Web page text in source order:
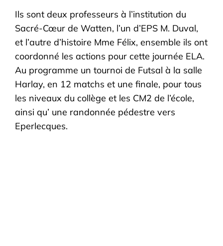
Ils sont deux professeurs à l’institution du
Sacré-Cœur de Watten, l’un d’EPS M. Duval,
et l’autre d’histoire Mme Félix, ensemble ils ont
coordonné les actions pour cette journée ELA.
Au programme un tournoi de Futsal à la salle
Harlay, en 12 matchs et une finale, pour tous
les niveaux du collège et les CM2 de l’école,
ainsi qu’ une randonnée pédestre vers
Eperlecques.